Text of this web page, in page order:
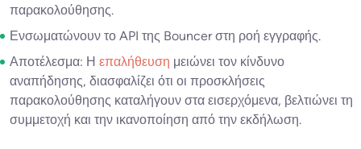
παρακολούθησης.
Ενσωματώνουν το API της Bouncer στη ροή εγγραφής.
Αποτέλεσμα: Η επαλήθευση μειώνει τον κίνδυνο
αναπήδησης, διασφαλίζει ότι οι προσκλήσεις
παρακολούθησης καταλήγουν στα εισερχόμενα, βελτιώνει τη
συμμετοχή και την ικανοποίηση από την εκδήλωση.